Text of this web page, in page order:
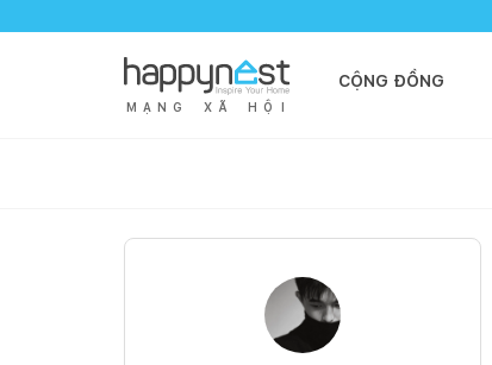
M Ạ N G X Ã H Ộ I
CỘNG ĐỒNG